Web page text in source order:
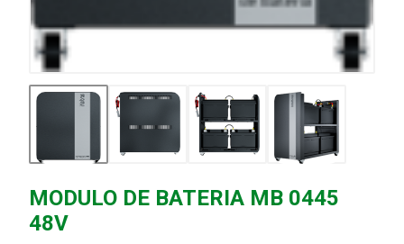
MODULO DE BATERIA MB 0445
48V